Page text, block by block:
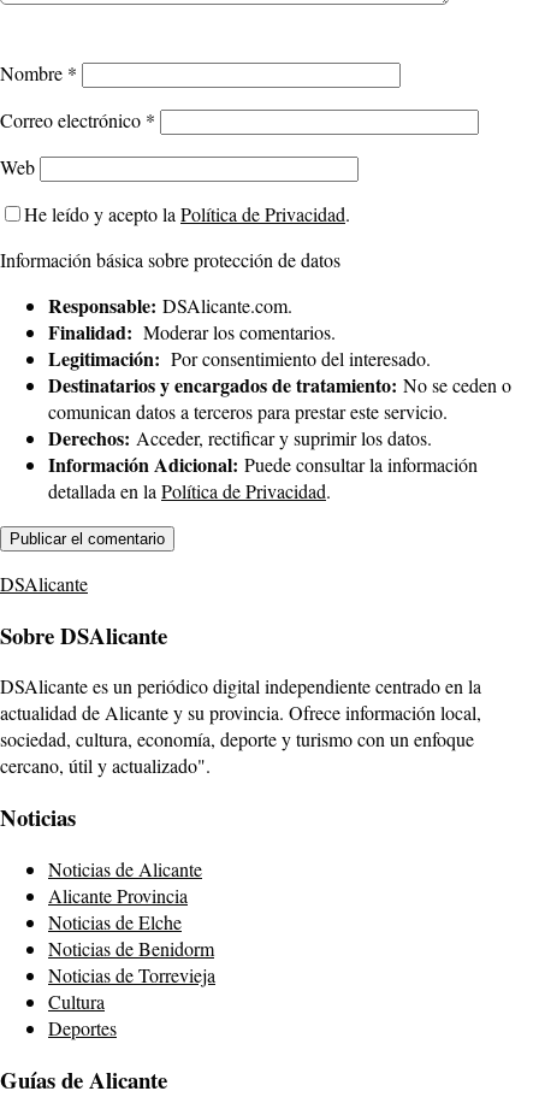
Nombre *
Correo electrónico *
Web
He leído y acepto la Política de Privacidad.
Información básica sobre protección de datos
Responsable: DSAlicante.com.
Finalidad: Moderar los comentarios.
Legitimación: Por consentimiento del interesado.
Destinatarios y encargados de tratamiento: No se ceden o
comunican datos a terceros para prestar este servicio.
Derechos: Acceder, rectificar y suprimir los datos.
Información Adicional: Puede consultar la información
detallada en la Política de Privacidad.
DSAlicante
Sobre DSAlicante
DSAlicante es un periódico digital independiente centrado en la
actualidad de Alicante y su provincia. Ofrece información local,
sociedad, cultura, economía, deporte y turismo con un enfoque
cercano, útil y actualizado".
Noticias
Noticias de Alicante
Alicante Provincia
Noticias de Elche
Noticias de Benidorm
Noticias de Torrevieja
Cultura
Deportes
Guías de Alicante